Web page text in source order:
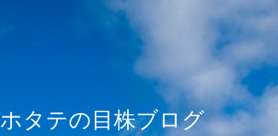
ホタテの目株ブログ